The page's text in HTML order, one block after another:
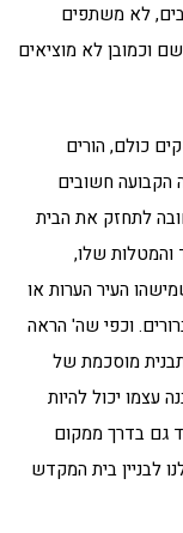
לא משתפים
וכמובן לא מוציאים
כולם, הורים
הקבועה חשובים
לתחזק את הבית
והמטלות שלו,
העיר הערות או
וכפי שה' הראה
מוסכמת של
עצמו יכול להיות
גם בדרך ממקום
לבניין בית המקדש